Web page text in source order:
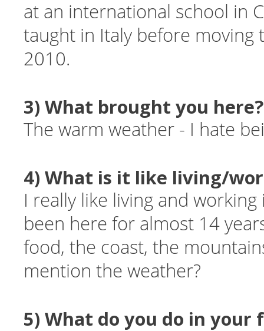
at an international school in
taught in Italy before moving
2010.
3) What brought you here?
The warm weather - I hate
4) What is it like living/
I really like living and working
been here for almost 14
food, the coast, the
mention the weather?
5) What do you do in your